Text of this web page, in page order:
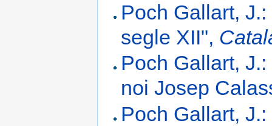
Poch Gallart,
segle XII",
Poch Gallart,
noi Josep
Poch Gallart,